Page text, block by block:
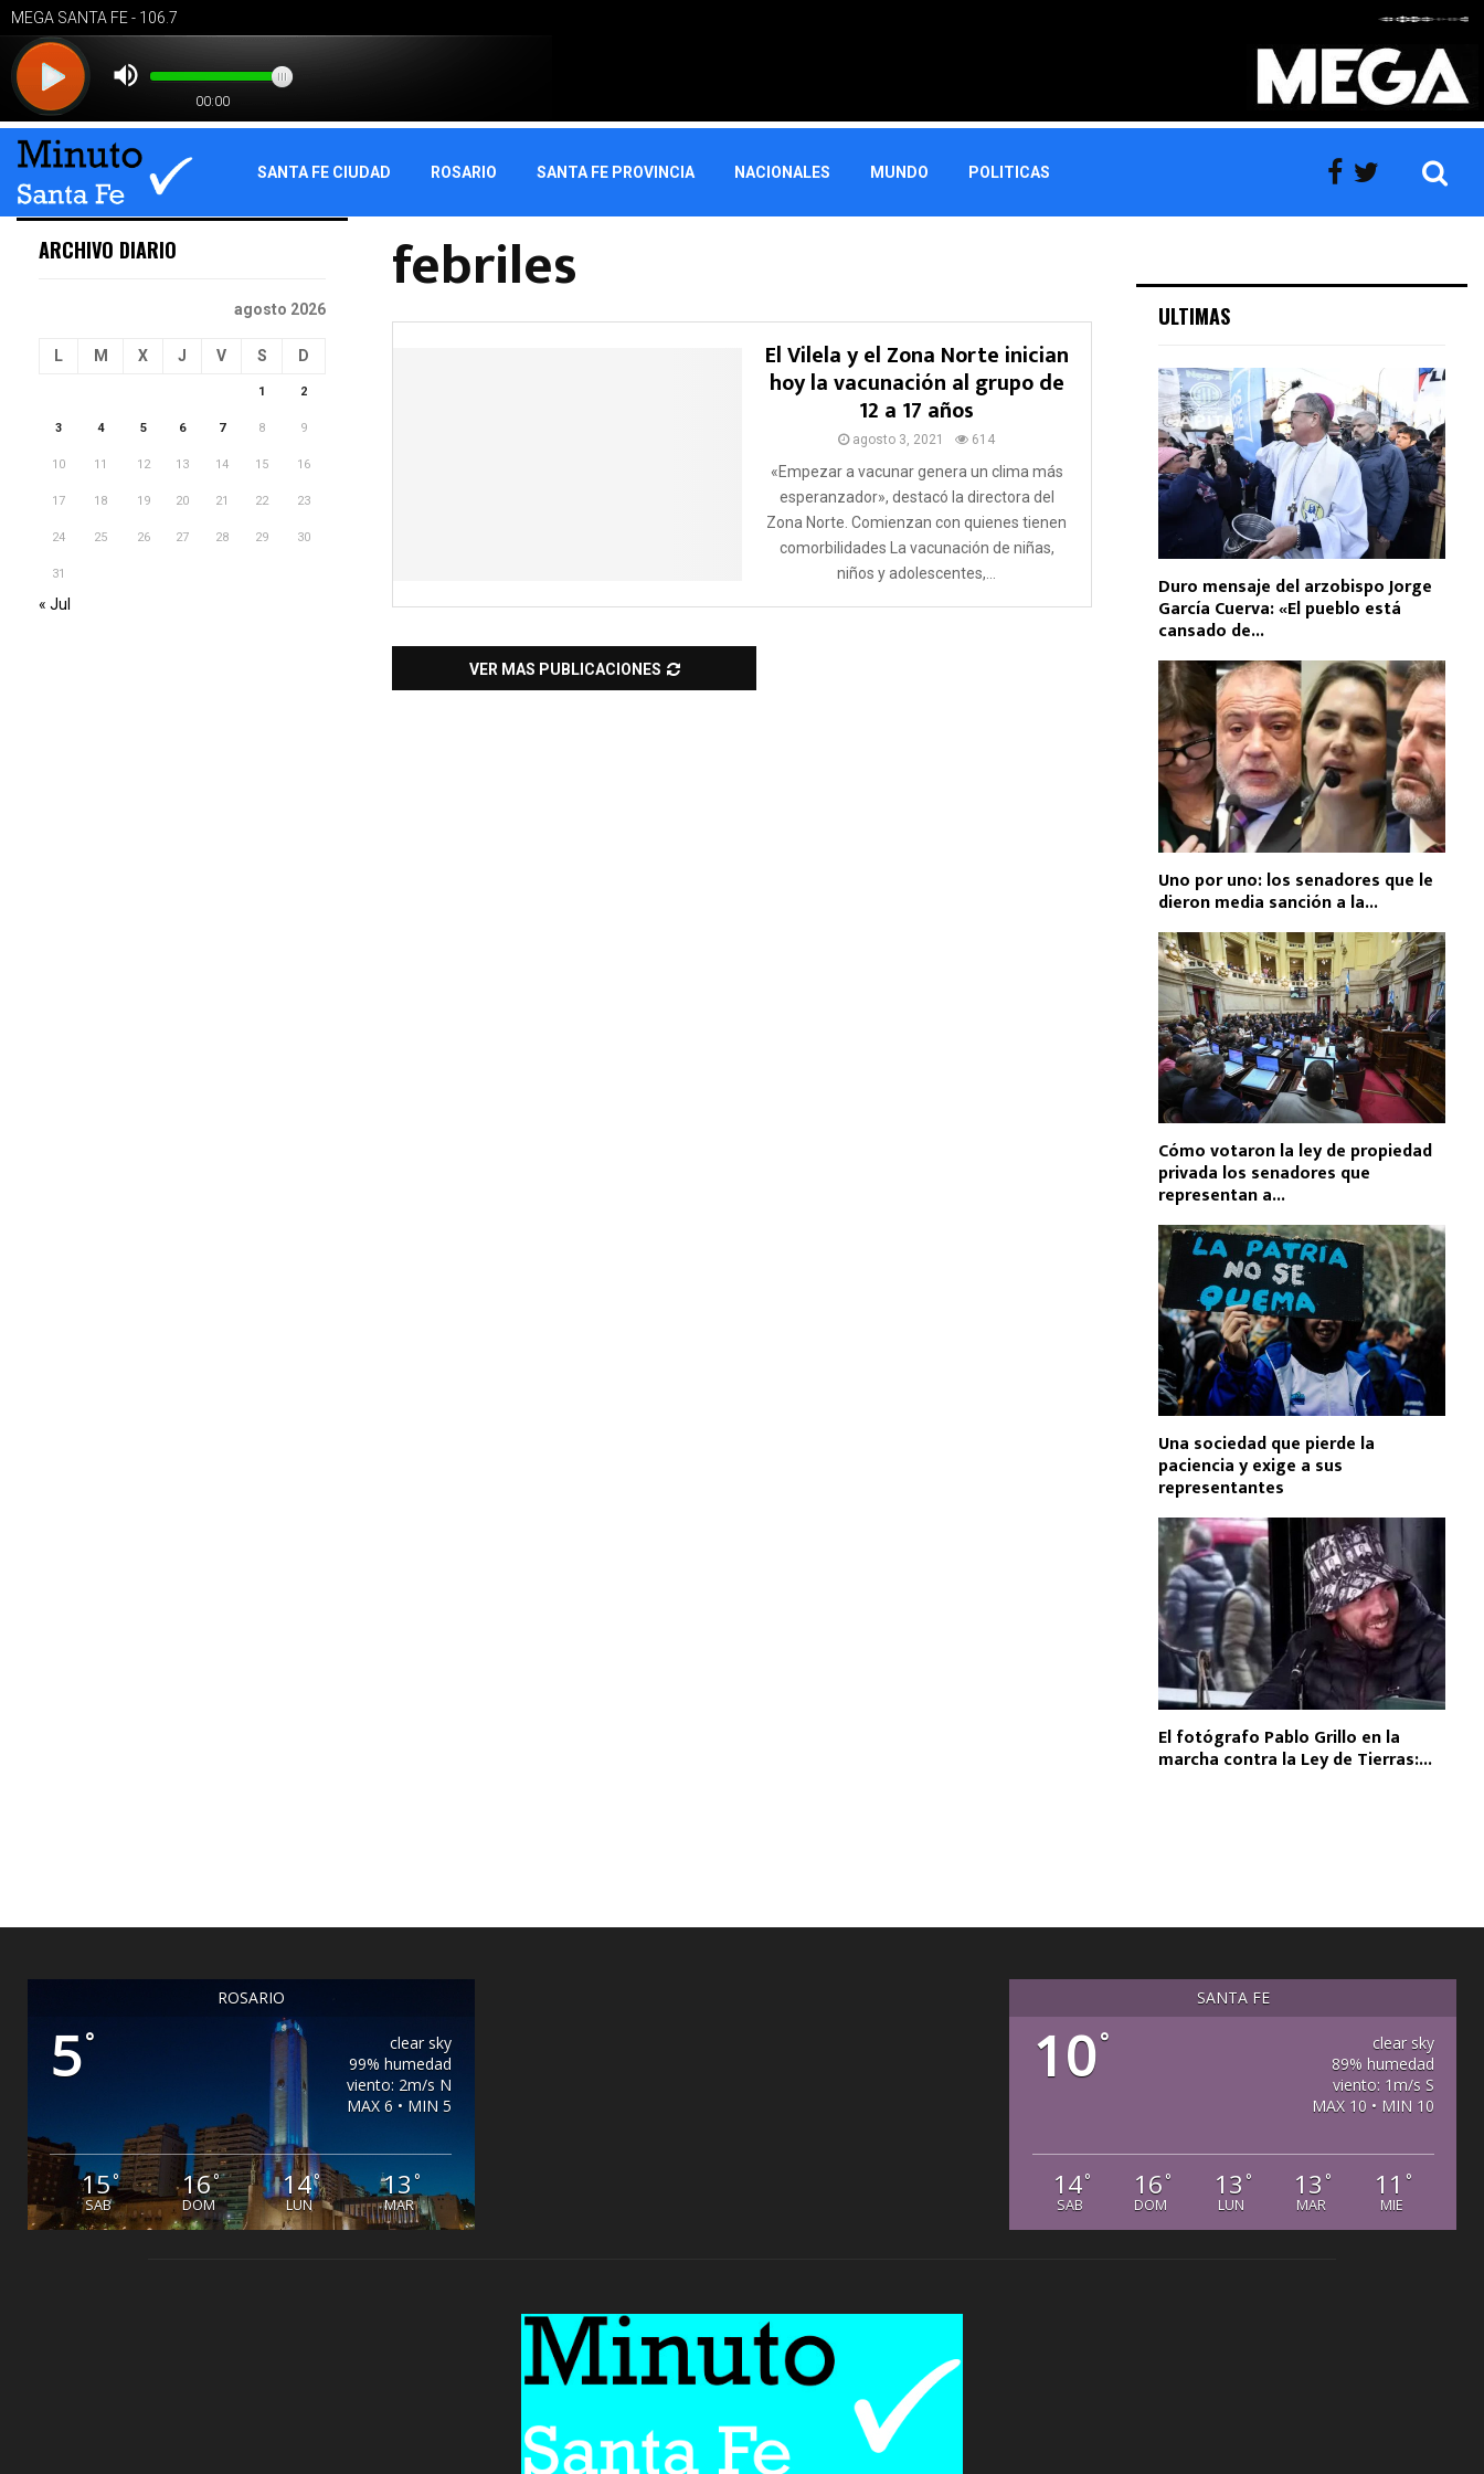
SANTA FE CIUDAD ROSARIO SANTA FE PROVINCIA NACIONALES MUNDO POLITICAS
febriles
El Vilela y el Zona Norte inician
hoy la vacunación al grupo de
12 a 17 años
agosto 3, 2021 614
«Empezar a vacunar genera un clima más
esperanzador», destacó la directora del
Zona Norte. Comienzan con quienes tienen
comorbilidades La vacunación de niñas,
niños y adolescentes,...
VER MAS PUBLICACIONES
ARCHIVO DIARIO
agosto 2026
L M X J V S D
1 2
3 4 5 6 7 8 9
10 11 12 13 14 15 16
17 18 19 20 21 22 23
24 25 26 27 28 29 30
31
« Jul
ULTIMAS
Duro mensaje del arzobispo Jorge
García Cuerva: «El pueblo está
cansado de...
Uno por uno: los senadores que le
dieron media sanción a la...
Cómo votaron la ley de propiedad
privada los senadores que
representan a...
Una sociedad que pierde la
paciencia y exige a sus
representantes
El fotógrafo Pablo Grillo en la
marcha contra la Ley de Tierras:...
ROSARIO
5°
clear sky
99% humedad
viento: 2m/s N
MAX 6 • MIN 5
15°
SAB
16°
DOM
14°
LUN
13 °
MAR
SANTA FE
10°
clear sky
89% humedad
viento: 1m/s S
MAX 10 • MIN 10
14°
SAB
16 °
DOM
13 °
LUN
13 °
MAR
11 °
MIE